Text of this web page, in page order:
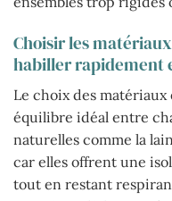
Choisir les
habiller rapidement
Le choix des
équilibre idéal entre
naturelles comme la
car elles offrent une
tout en restant